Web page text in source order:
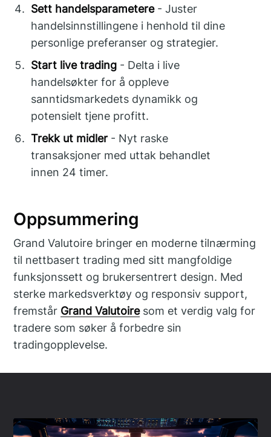
Sett handelsparametere- Juster
handelsinnstillingene i henhold til dine
personlige preferanser og strategier.
Start live trading - Delta i live
handelsøkter for å oppleve
sanntidsmarkedets dynamikk og
potensielt tjene profitt.
Trekk ut midler - Nyt raske
transaksjoner med uttak behandlet
innen 24 timer.
Oppsummering
Grand Valutoire bringer en moderne tilnærming
til nettbasert trading med sitt mangfoldige
funksjonssett og brukersentrert design. Med
sterke markedsverktøy og responsiv support,
fremstår Grand Valutoiresom et verdig valg for
tradere som søker å forbedre sin
tradingopplevelse.